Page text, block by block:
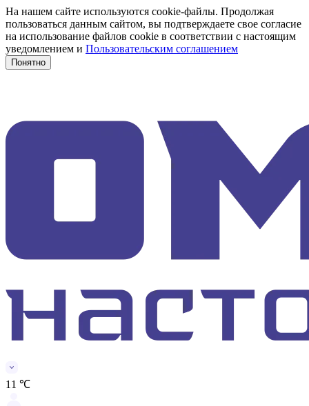
На нашем сайте используются cookie-файлы. Продолжая
пользоваться данным сайтом, вы подтверждаете свое согласие
на использование файлов cookie в соответствии с настоящим
уведомлением и Пользовательским соглашением
Понятно
11 ℃